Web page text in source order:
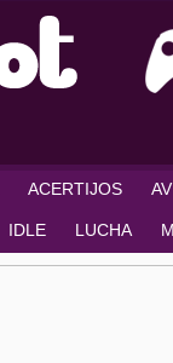
ACERTIJOS
IDLE LUCHA